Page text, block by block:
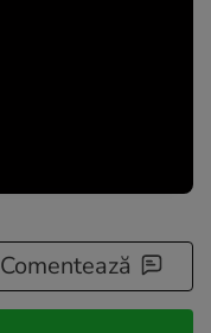
Comentează